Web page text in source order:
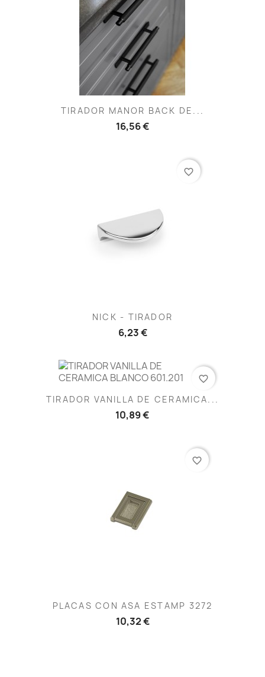
TIRADOR MANOR BACK DE...
16,56 €
NICK - TIRADOR
6,23 €
favorite_border
TIRADOR VANILLA DE CERAMICA...
10,89 €
favorite_border
PLACAS CON ASA ESTAMP 3272
10,32 €
favorite_border